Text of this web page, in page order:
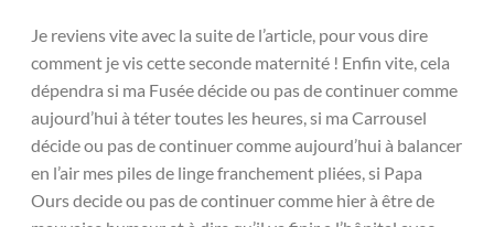
Je reviens vite avec la suite de l’article, pour vous dire
comment je vis cette seconde maternité ! Enfin vite, cela
dépendra si ma Fusée décide ou pas de continuer comme
aujourd’hui à téter toutes les heures, si ma Carrousel
décide ou pas de continuer comme aujourd’hui à balancer
en l’air mes piles de linge franchement pliées, si Papa
Ours decide ou pas de continuer comme hier à être de